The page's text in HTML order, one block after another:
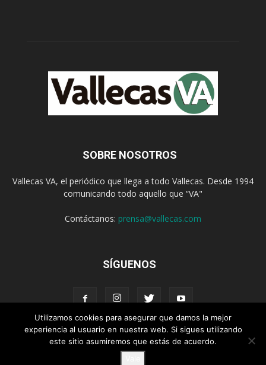
SOBRE NOSOTROS
Vallecas VA, el periódico que llega a todo Vallecas. Desde 1994
comunicando todo aquello que “VA"
Contáctanos: prensa@vallecas.com
SÍGUENOS
Aviso Legal Política de cookies
Utilizamos cookies para asegurar que damos la mejor
experiencia al usuario en nuestra web. Si sigues utilizando
este sitio asumiremos que estás de acuerdo.